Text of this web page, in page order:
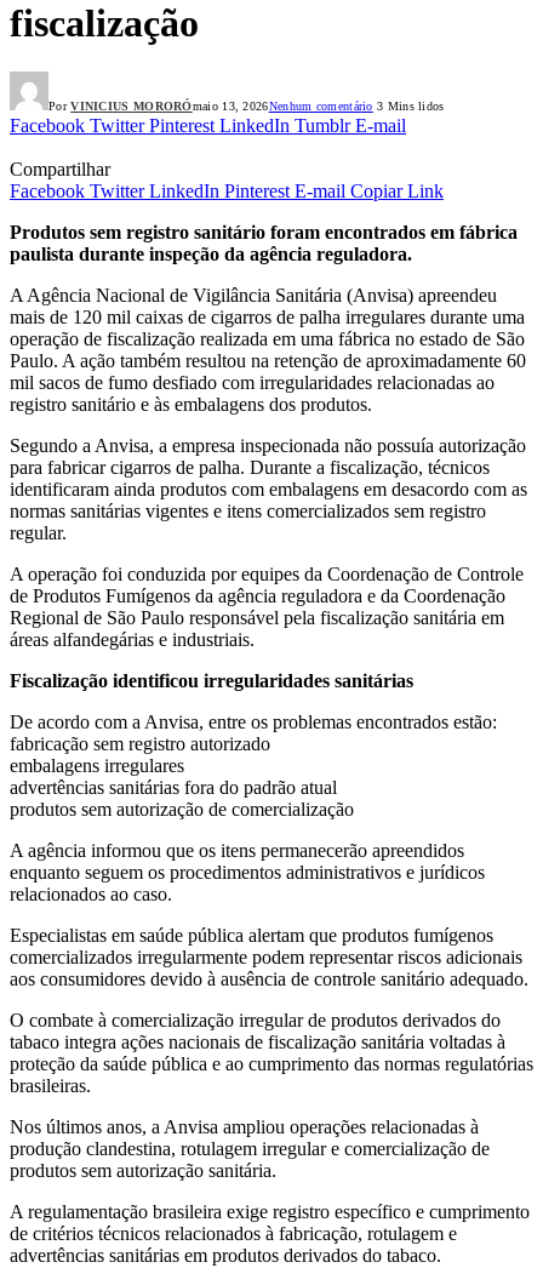
fiscalização
Por VINICIUS MORORÓmaio 13, 2026Nenhum comentário 3 Mins lidos
Facebook Twitter Pinterest LinkedIn Tumblr E-mail
Compartilhar
Facebook Twitter LinkedIn Pinterest E-mail Copiar Link
Produtos sem registro sanitário foram encontrados em fábrica
paulista durante inspeção da agência reguladora.
A Agência Nacional de Vigilância Sanitária (Anvisa) apreendeu
mais de 120 mil caixas de cigarros de palha irregulares durante uma
operação de fiscalização realizada em uma fábrica no estado de São
Paulo. A ação também resultou na retenção de aproximadamente 60
mil sacos de fumo desfiado com irregularidades relacionadas ao
registro sanitário e às embalagens dos produtos.
Segundo a Anvisa, a empresa inspecionada não possuía autorização
para fabricar cigarros de palha. Durante a fiscalização, técnicos
identificaram ainda produtos com embalagens em desacordo com as
normas sanitárias vigentes e itens comercializados sem registro
regular.
A operação foi conduzida por equipes da Coordenação de Controle
de Produtos Fumígenos da agência reguladora e da Coordenação
Regional de São Paulo responsável pela fiscalização sanitária em
áreas alfandegárias e industriais.
Fiscalização identificou irregularidades sanitárias
De acordo com a Anvisa, entre os problemas encontrados estão:
fabricação sem registro autorizado
embalagens irregulares
advertências sanitárias fora do padrão atual
produtos sem autorização de comercialização
A agência informou que os itens permanecerão apreendidos
enquanto seguem os procedimentos administrativos e jurídicos
relacionados ao caso.
Especialistas em saúde pública alertam que produtos fumígenos
comercializados irregularmente podem representar riscos adicionais
aos consumidores devido à ausência de controle sanitário adequado.
O combate à comercialização irregular de produtos derivados do
tabaco integra ações nacionais de fiscalização sanitária voltadas à
proteção da saúde pública e ao cumprimento das normas regulatórias
brasileiras.
Nos últimos anos, a Anvisa ampliou operações relacionadas à
produção clandestina, rotulagem irregular e comercialização de
produtos sem autorização sanitária.
A regulamentação brasileira exige registro específico e cumprimento
de critérios técnicos relacionados à fabricação, rotulagem e
advertências sanitárias em produtos derivados do tabaco.